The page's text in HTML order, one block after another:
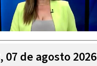
07 de agosto 2026